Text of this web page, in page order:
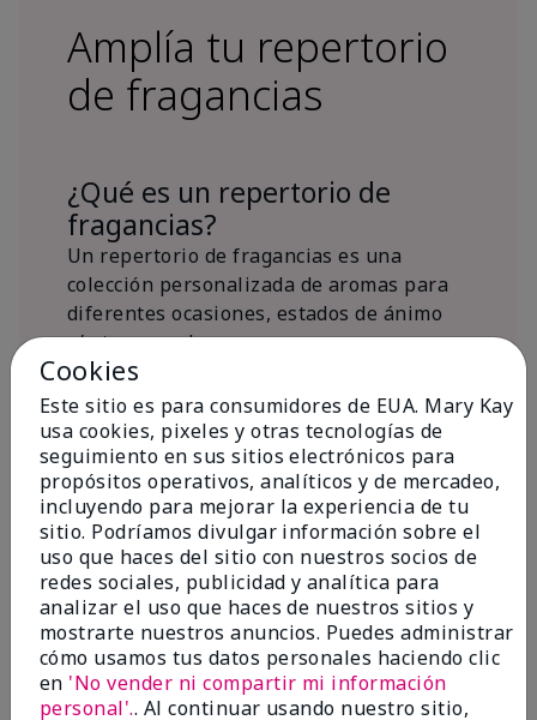
Amplía tu repertorio
de fragancias
¿Qué es un repertorio de
fragancias?
Un repertorio de fragancias es una
colección personalizada de aromas para
diferentes ocasiones, estados de ánimo
y/o temporadas.
¿Dónde encaja la fragancia Mary
Kay® True Optimism™ Eau de
Parfum?
Inspiración de la
fragancia
Sobre Mary Kay® True Optimism™
Cookies
Este sitio es para consumidores de EUA. Mary Kay
usa cookies, pixeles y otras tecnologías de
seguimiento en sus sitios electrónicos para
propósitos operativos, analíticos y de mercadeo,
incluyendo para mejorar la experiencia de tu
sitio. Podríamos divulgar información sobre el
uso que haces del sitio con nuestros socios de
redes sociales, publicidad y analítica para
analizar el uso que haces de nuestros sitios y
mostrarte nuestros anuncios. Puedes administrar
cómo usamos tus datos personales haciendo clic
en 'No vender ni compartir mi información
personal'.. Al continuar usando nuestro sitio,